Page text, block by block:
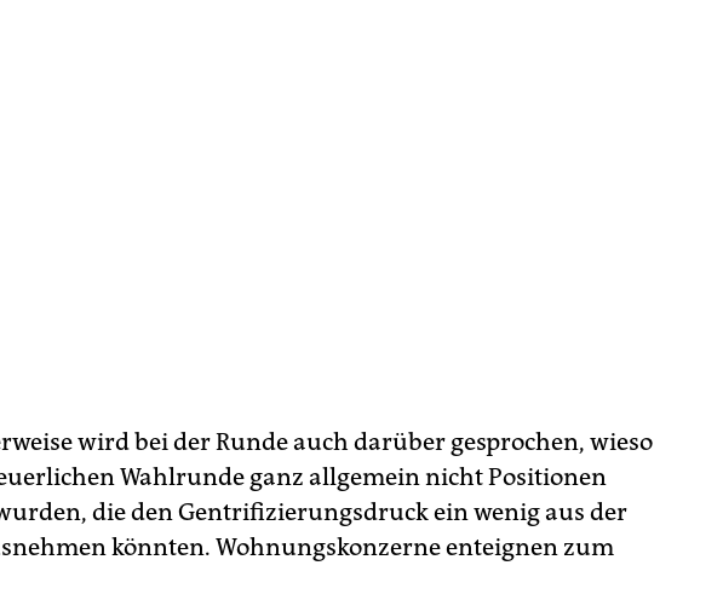
wird bei der Runde auch darüber gesprochen, wieso
Wahlrunde ganz allgemein nicht Positionen
die den Gentrifizierungsdruck ein wenig aus der
könnten. Wohnungskonzerne enteignen zum